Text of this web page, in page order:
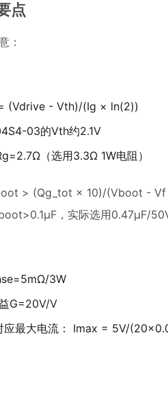
点
：
(Vdrive - Vth)/(Ig × ln(2))
03的Vth约2.1V
（选用3.3Ω 1W电阻）
> (Qg_tot × 10)/(Vboot -
，实际选用0.47μF/
3W
G=20V/V
应最大电流： Imax = 5V/